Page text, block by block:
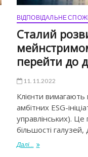
ВІДПОВІДАЛЬНЕ
Сталий
перейти до
11.11.2022
Клієнти вимагають
амбітних ESG-
управлінських).
більшості
Далі...